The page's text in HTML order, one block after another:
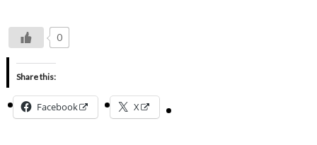
0
Share this:
Facebook X